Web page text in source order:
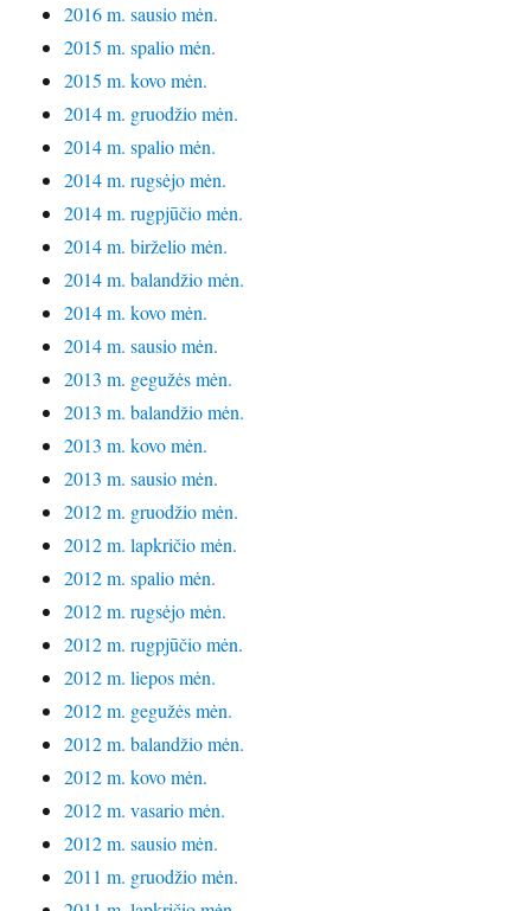
2016 m. sausio mėn.
2015 m. spalio mėn.
2015 m. kovo mėn.
2014 m. gruodžio mėn.
2014 m. spalio mėn.
2014 m. rugsėjo mėn.
2014 m. rugpjūčio mėn.
2014 m. birželio mėn.
2014 m. balandžio mėn.
2014 m. kovo mėn.
2014 m. sausio mėn.
2013 m. gegužės mėn.
2013 m. balandžio mėn.
2013 m. kovo mėn.
2013 m. sausio mėn.
2012 m. gruodžio mėn.
2012 m. lapkričio mėn.
2012 m. spalio mėn.
2012 m. rugsėjo mėn.
2012 m. rugpjūčio mėn.
2012 m. liepos mėn.
2012 m. gegužės mėn.
2012 m. balandžio mėn.
2012 m. kovo mėn.
2012 m. vasario mėn.
2012 m. sausio mėn.
2011 m. gruodžio mėn.